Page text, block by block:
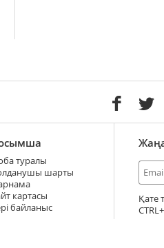
туралы
шарты
картасы
байланыс
Қате